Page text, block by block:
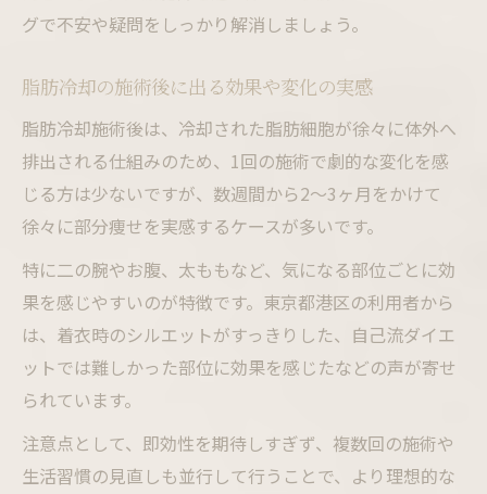
グで不安や疑問をしっかり解消しましょう。
脂肪冷却の施術後に出る効果や変化の実感
脂肪冷却施術後は、冷却された脂肪細胞が徐々に体外へ
排出される仕組みのため、1回の施術で劇的な変化を感
じる方は少ないですが、数週間から2〜3ヶ月をかけて
徐々に部分痩せを実感するケースが多いです。
特に二の腕やお腹、太ももなど、気になる部位ごとに効
果を感じやすいのが特徴です。東京都港区の利用者から
は、着衣時のシルエットがすっきりした、自己流ダイエ
ットでは難しかった部位に効果を感じたなどの声が寄せ
られています。
注意点として、即効性を期待しすぎず、複数回の施術や
生活習慣の見直しも並行して行うことで、より理想的な